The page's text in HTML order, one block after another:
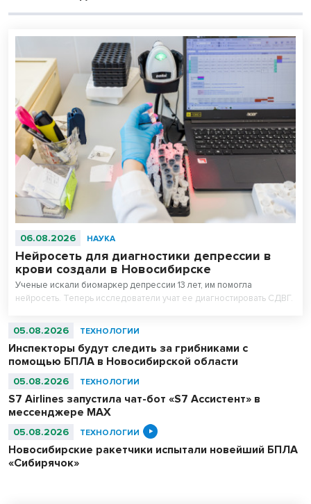
06.08.2026 НАУКА
Нейросеть для диагностики депрессии в
крови создали в Новосибирске
Ученые искали биомаркер депрессии 13 лет, им помогла
нейросеть. Теперь исследователи учат ее диагностировать СДВГ.
05.08.2026 ТЕХНОЛОГИИ
Инспекторы будут следить за грибниками с
помощью БПЛА в Новосибирской области
05.08.2026 ТЕХНОЛОГИИ
S7 Airlines запустила чат-бот «S7 Ассистент» в
мессенджере MAX
05.08.2026 ТЕХНОЛОГИИ
Новосибирские ракетчики испытали новейший БПЛА
«Сибирячок»